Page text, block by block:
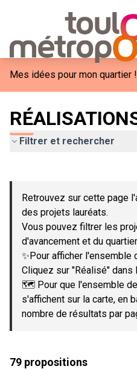
Mes idées pour mon quartier
Filtrer et rechercher
−
Retrouvez sur cette page
des projets lauréats.
Vous pouvez filtrer les
d'avancement et du
✨Pour afficher l'ensemble
Cliquez sur "Réalisé"
🗺️ Pour que l'ensemble
s'affichent sur la carte, en
nombre de résultats par
79 propositions